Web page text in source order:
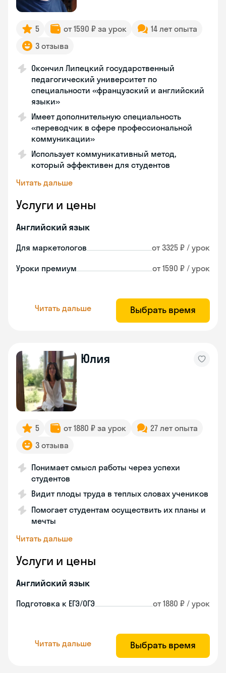
5 от 1590 ₽ за урок
14 лет опыта
3 отзыва
Окончил Липецкий государственный
педагогический университет по
специальности «французский и английский
языки»
Имеет дополнительную специальность
«переводчик в сфере профессиональной
коммуникации»
Использует коммуникативный метод,
который эффективен для студентов
Читать дальше
Услуги и цены
Английский язык
Для маркетологов от 3325 ₽ / урок
Уроки премиум от 1590 ₽ / урок
Читать дальше Выбрать время
Юлия
5 от 1880 ₽ за урок
27 лет опыта
3 отзыва
Понимает смысл работы через успехи
студентов
Видит плоды труда в теплых словах учеников
Помогает студентам осуществить их планы и
мечты
Читать дальше
Услуги и цены
Английский язык
Подготовка к ЕГЭ/ОГЭ от 1880 ₽ / урок
Читать дальше Выбрать время